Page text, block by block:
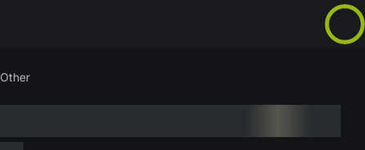
Other